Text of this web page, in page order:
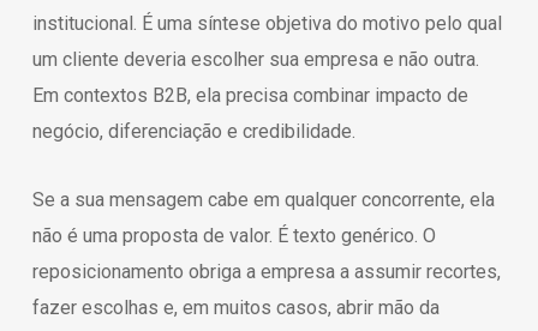
institucional. É uma síntese objetiva do motivo pelo qual
um cliente deveria escolher sua empresa e não outra.
Em contextos B2B, ela precisa combinar impacto de
negócio, diferenciação e credibilidade.
Se a sua mensagem cabe em qualquer concorrente, ela
não é uma proposta de valor. É texto genérico. O
reposicionamento obriga a empresa a assumir recortes,
fazer escolhas e, em muitos casos, abrir mão da